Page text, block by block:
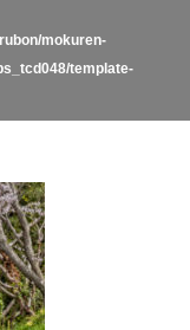
mokuren-
template-